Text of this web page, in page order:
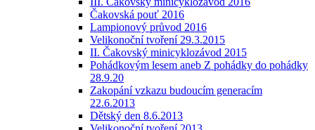
Čakovská pouť 2016
Lampionový průvod 2016
Velikonoční tvoření 29.3.2015
II. Čakovský minicyklozávod 2015
Pohádkovým lesem aneb Z pohádky do pohádky
28.9.20
Zakopání vzkazu budoucím generacím
22.6.2013
Dětský den 8.6.2013